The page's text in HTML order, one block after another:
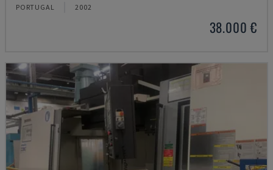
PORTUGAL 2002
38.000 €